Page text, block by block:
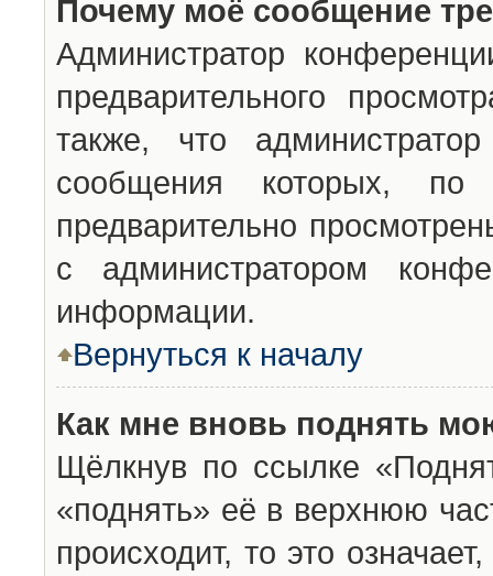
Почему моё сообщение
Администратор
предварительного
также, что
сообщения которых,
предварительно
с администратором
информации.
Вернуться к началу
Как мне вновь поднять
Щёлкнув по ссылке
«поднять» её в верхнюю
происходит, то это